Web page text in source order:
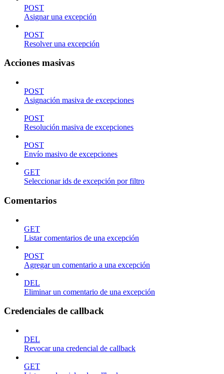
POST
Asignar una excepción
POST
Resolver una excepción
Acciones masivas
POST
Asignación masiva de excepciones
POST
Resolución masiva de excepciones
POST
Envío masivo de excepciones
GET
Seleccionar ids de excepción por filtro
Comentarios
GET
Listar comentarios de una excepción
POST
Agregar un comentario a una excepción
DEL
Eliminar un comentario de una excepción
Credenciales de callback
DEL
Revocar una credencial de callback
GET